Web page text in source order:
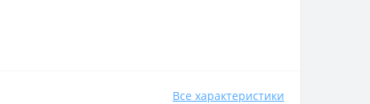
Все характеристики